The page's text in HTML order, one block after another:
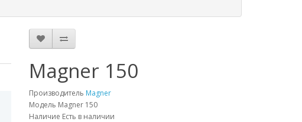
Magner 150
Производитель Magner
Модель Magner 150
Наличие Есть в наличии